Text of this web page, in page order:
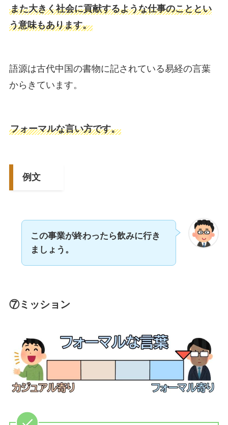
また大きく社会に貢献するような仕事のこととい
う意味もあります。
語源は古代中国の書物に記されている易経の言葉
からきています。
フォーマルな言い方です。
例文
この事業が終わったら飲みに行き
ましょう。
⑦ミッション